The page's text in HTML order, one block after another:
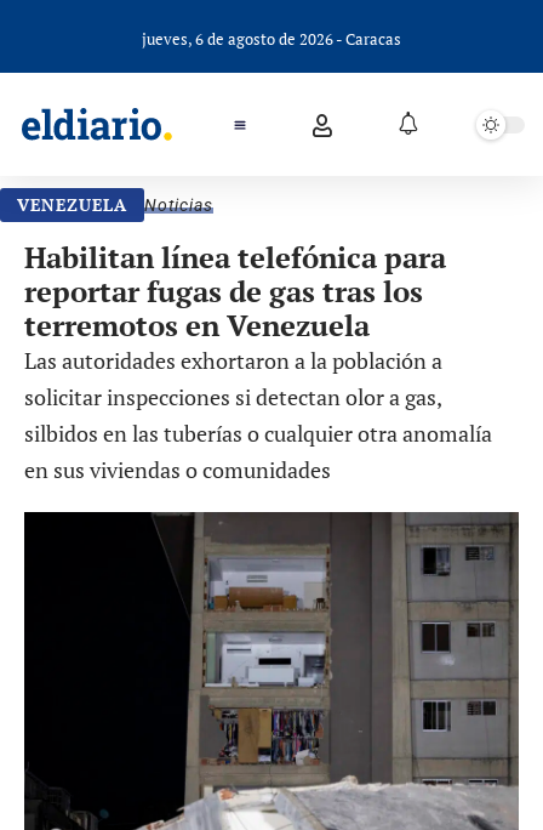
jueves, 6 de agosto de 2026 - Caracas
VENEZUELA Noticias
Habilitan línea telefónica para
reportar fugas de gas tras los
terremotos en Venezuela
Las autoridades exhortaron a la población a
solicitar inspecciones si detectan olor a gas,
silbidos en las tuberías o cualquier otra anomalía
en sus viviendas o comunidades